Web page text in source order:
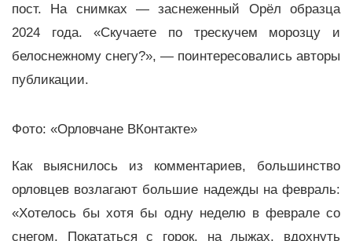
пост. На снимках — заснеженный Орёл образца
2024 года. «Скучаете по трескучем морозцу и
белоснежному снегу?», — поинтересовались авторы
публикации.
Фото: «Орловчане ВКонтакте»
Как выяснилось из комментариев, большинство
орловцев возлагают большие надежды на февраль:
«Хотелось бы хотя бы одну неделю в феврале со
снегом. Покататься с горок, на лыжах, вдохнуть